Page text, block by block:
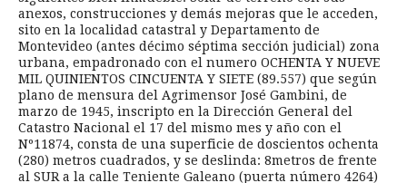
anexos, construcciones y demás mejoras que le acceden,
sito en la localidad catastral y Departamento de
Montevideo (antes décimo séptima sección judicial) zona
urbana, empadronado con el numero OCHENTA Y NUEVE
MIL QUINIENTOS CINCUENTA Y SIETE (89.557) que según
plano de mensura del Agrimensor José Gambini, de
marzo de 1945, inscripto en la Dirección General del
Catastro Nacional el 17 del mismo mes y año con el
Nº11874, consta de una superficie de doscientos ochenta
(280) metros cuadrados, y se deslinda: 8metros de frente
al SUR a la calle Teniente Galeano (puerta número 4264)